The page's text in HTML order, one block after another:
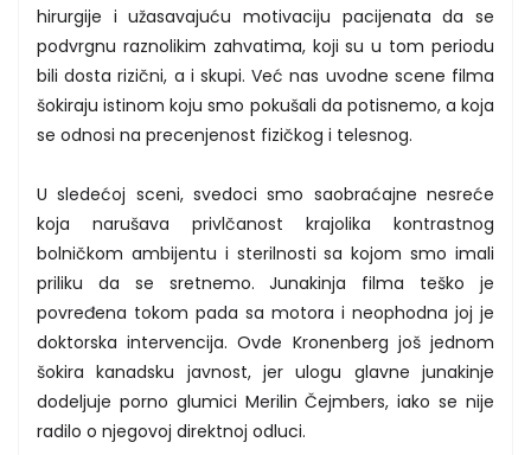
hirurgije i užasavajuću motivaciju pacijenata da se
podvrgnu raznolikim zahvatima, koji su u tom periodu
bili dosta rizični, a i skupi. Već nas uvodne scene filma
šokiraju istinom koju smo pokušali da potisnemo, a koja
se odnosi na precenjenost fizičkog i telesnog.
U sledećoj sceni, svedoci smo saobraćajne nesreće
koja narušava privlčanost krajolika kontrastnog
bolničkom ambijentu i sterilnosti sa kojom smo imali
priliku da se sretnemo. Junakinja filma teško je
povređena tokom pada sa motora i neophodna joj je
doktorska intervencija. Ovde Kronenberg još jednom
šokira kanadsku javnost, jer ulogu glavne junakinje
dodeljuje porno glumici Merilin Čejmbers, iako se nije
radilo o njegovoj direktnoj odluci.